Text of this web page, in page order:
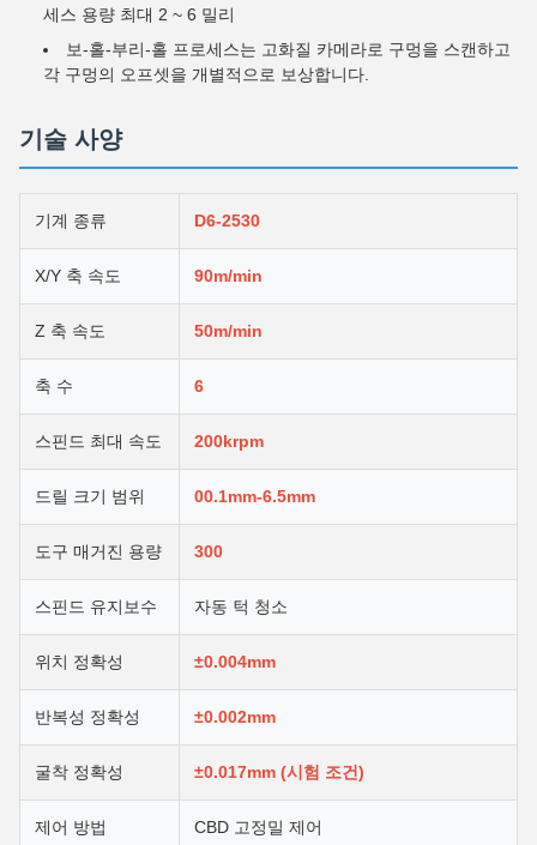
세스 용량 최대 2 ~ 6 밀리
보-홀-부리-홀 프로세스는 고화질 카메라로 구멍을 스캔하고
각 구멍의 오프셋을 개별적으로 보상합니다.
기술 사양
기계 종류 D6-2530
X/Y 축 속도 90m/min
Z 축 속도 50m/min
축 수 6
스핀드 최대 속도 200krpm
드릴 크기 범위 00.1mm-6.5mm
도구 매거진 용량 300
스핀드 유지보수 자동 턱 청소
위치 정확성 ±0.004mm
반복성 정확성 ±0.002mm
굴착 정확성 ±0.017mm (시험 조건)
제어 방법 CBD 고정밀 제어